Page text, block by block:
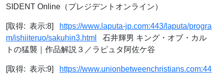
SIDENT Online（プレジデントオンライン）
[取得: 表示:8]
https://www.laputa-jp.com:443/laputa/progra
m/ishiiteruo/sakuhin3.html
石井輝男 キング・オブ・カル
トの猛襲｜作品解説３／ラピュタ阿佐ケ谷
[取得: 表示:9]
https://www.unionbetweenchristians.com:44